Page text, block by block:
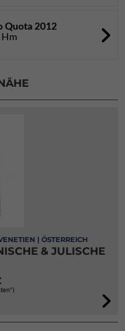
Quota 2012
| ÖSTERREICH
& JULISCHE